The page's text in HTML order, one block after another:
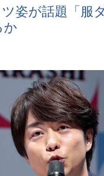
姿が話題「服
か